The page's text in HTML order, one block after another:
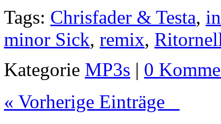
Tags: Chrisfader & Testa,
minor Sick, remix,
Kategorie MP3s | 0
« Vorherige Einträge